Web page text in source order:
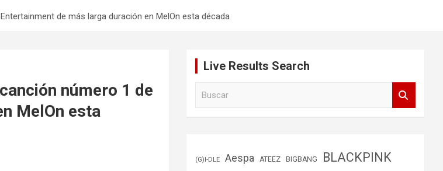
de más larga duración en MelOn esta década
número 1 de
MelOn esta
Live Results Search
(G)I-DLE Aespa ATEEZ BIGBANG BLACKPINK